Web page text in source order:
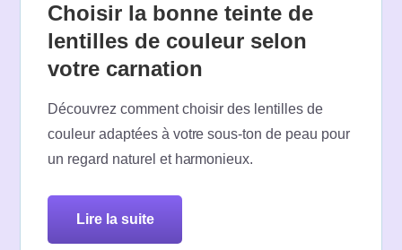
Choisir la bonne teinte de
lentilles de couleur selon
votre carnation
Découvrez comment choisir des lentilles de
couleur adaptées à votre sous-ton de peau pour
un regard naturel et harmonieux.
lire la suite